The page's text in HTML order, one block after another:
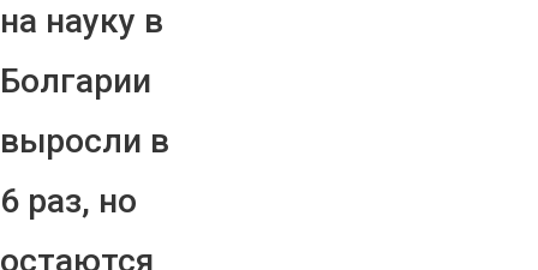
на науку в
Болгарии
выросли в
6 раз, но
остаются